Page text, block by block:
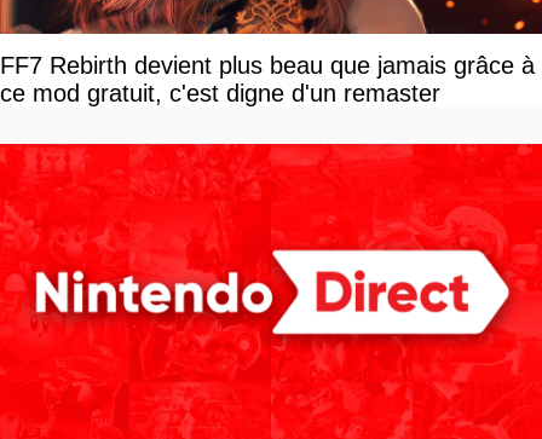
FF7 Rebirth devient plus beau que jamais grâce à
ce mod gratuit, c'est digne d'un remaster